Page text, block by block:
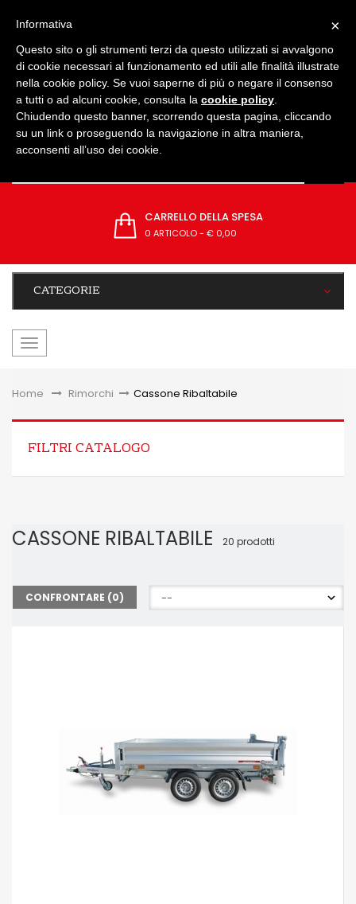
CARRELLO DELLA SPESA
0 ARTICOLO- € 0,00
CATEGORIE
navigazione
Home &gt;Rimorchi > Cassone Ribaltabile
FILTRI CATALOGO
CASSONE RIBALTABILE 20 prodotti
CONFRONTARE (0)
×
Informativa
Questo sito o gli strumenti terzi da questo utilizzati si avvalgono
di cookie necessari al funzionamento ed utili alle finalità illustrate
nella cookie policy. Se vuoi saperne di più o negare il consenso
a tutti o ad alcuni cookie, consulta la cookie policy
Chiudendo questo banner, scorrendo questa pagina, cliccando
su un link o proseguendo la navigazione in altra maniera,
acconsenti all’uso dei cookie.